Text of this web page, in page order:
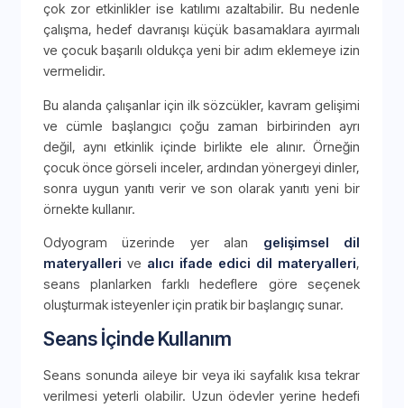
çok zor etkinlikler ise katılımı azaltabilir. Bu nedenle
çalışma, hedef davranışı küçük basamaklara ayırmalı
ve çocuk başarılı oldukça yeni bir adım eklemeye izin
vermelidir.
Bu alanda çalışanlar için ilk sözcükler, kavram gelişimi
ve cümle başlangıcı çoğu zaman birbirinden ayrı
değil, aynı etkinlik içinde birlikte ele alınır. Örneğin
çocuk önce görseli inceler, ardından yönergeyi dinler,
sonra uygun yanıtı verir ve son olarak yanıtı yeni bir
örnekte kullanır.
Odyogram üzerinde yer alan gelişimsel dil
materyalleri ve alıcı ifade edici dil materyalleri,
seans planlarken farklı hedeflere göre seçenek
oluşturmak isteyenler için pratik bir başlangıç sunar.
Seans İçinde Kullanım
Seans sonunda aileye bir veya iki sayfalık kısa tekrar
verilmesi yeterli olabilir. Uzun ödevler yerine hedefi